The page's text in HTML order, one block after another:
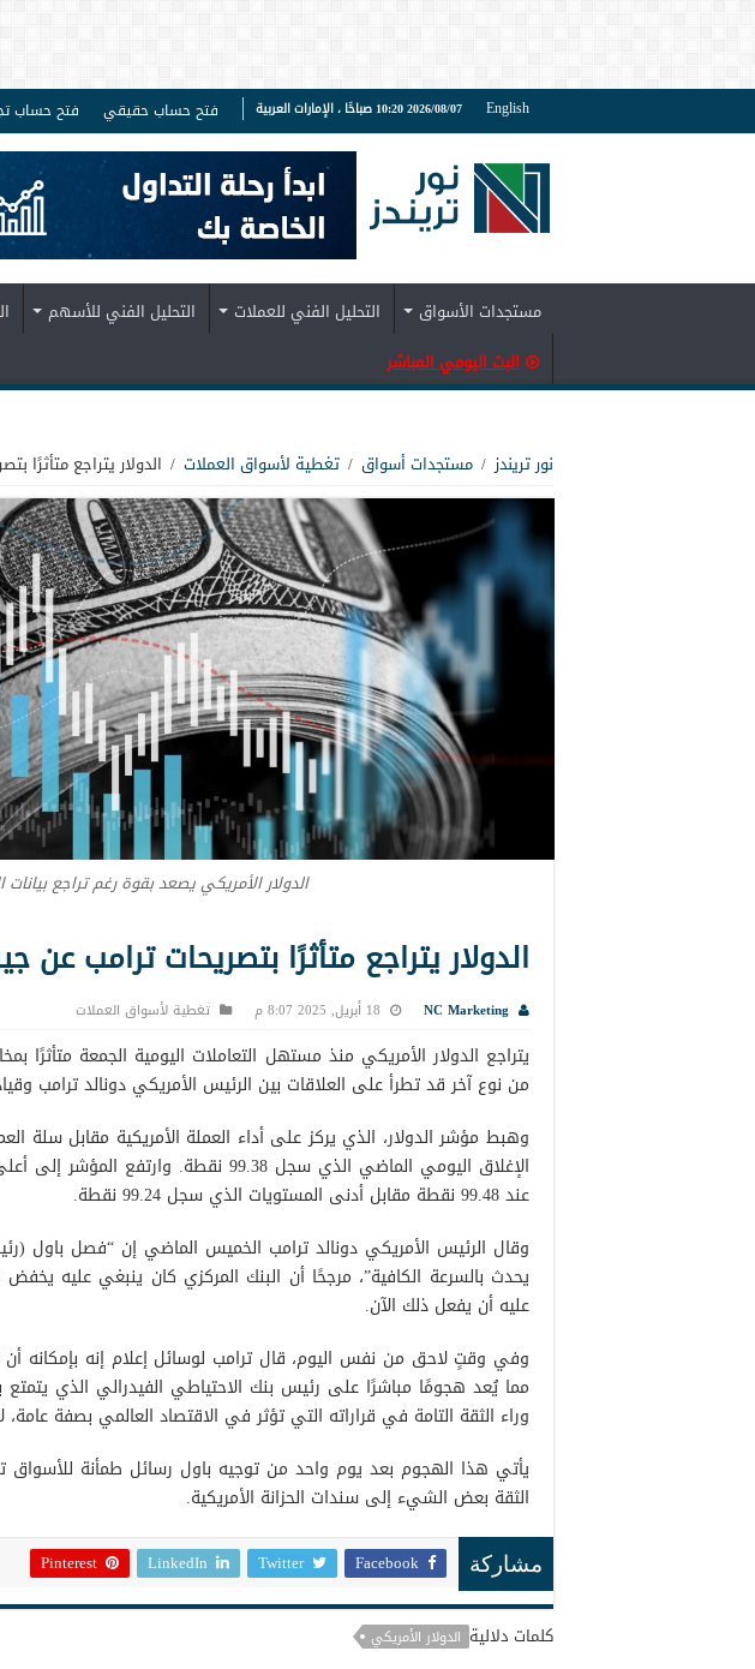
English 2026/08/07 10:20 صباحًا ، الإمارات العربية فتح حساب حقيقي فتح حساب
مستجدات الأسواق التحليل الفني للعملات التحليل الفني للأسهم
البث اليومي المباشر
نور تريندز / مستجدات أسواق / تغطية لأسواق العملات / الدولار يتراجع متأثرًا
الدولار الأمريكي يصعد بقوة رغم تراجع بيانات
الدولار يتراجع متأثرًا بتصريحات ترامب عن
NC Marketing 18 أبريل, 2025 8:07 م تغطية لأسواق العملات
يتراجع الدولار الأمريكي منذ مستهل التعاملات اليومية الجمعة متأثرًا
من نوع آخر قد تطرأ على العلاقات بين الرئيس الأمريكي دونالد ترامب
الإغلاق اليومي الماضي الذي سجل 99.38 نقطة.
عند 99.48 نقطة مقابل أدنى المستويات الذي سجل 99.24 نقطة.
وقال الرئيس الأمريكي دونالد ترامب الخميس الماضي إن “فصل باول
يحدث بالسرعة الكافية”، مرجحًا أن البنك المركزي كان ينبغي عليه يخفض
عليه أن يفعل ذلك الآن.
وفي وقتٍ لاحق من نفس اليوم، قال ترامب لوسائل إعلام إنه بإمكانه
مما يُعد هجومًا مباشرًا على رئيس بنك الاحتياطي الفيدرالي الذي يتمتع
وراء الثقة التامة في قراراته التي تؤثر في الاقتصاد العالمي بصفة
يأتي هذا الهجوم بعد يوم واحد من توجيه باول رسائل طمأنة
الثقة بعض الشيء إلى سندات الحزانة الأمريكية.
مشاركة Facebook
Twitter
LinkedIn
Pinterest
كلمات دلالية الدولار الأمريكي